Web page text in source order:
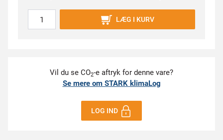
LÆG I KURV
Vil du se CO2-e aftryk for denne vare?
Se mere om STARK klimaLog
LOG IND